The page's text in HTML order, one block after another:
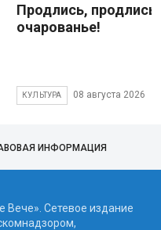
Продлись, продлись
очарованье!
КУЛЬТУРА 08 августа 2026
ИНФОРМАЦИЯ
Сетевое издание